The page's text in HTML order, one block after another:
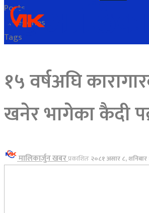
Posts
Categories
Tags
१५ वर्षअघि
खनेर भागेका कैदी
मालिकार्जुन खबरप्रकाशितः२०८१ असार ८,